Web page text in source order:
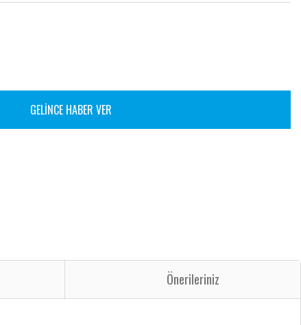
GELİNCE HABER VER
Önerileriniz